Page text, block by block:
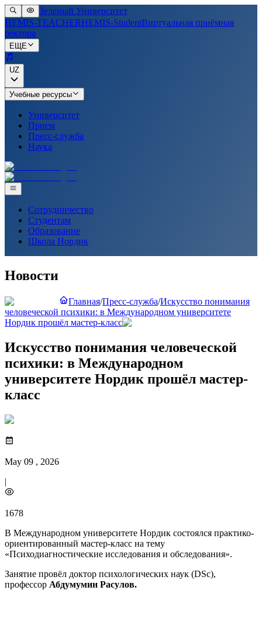
Зеленый Университет
HEMIS-TEACHERHEMIS-StudentВиртуальная приёмная
ректора
ЕЩЕ
UZ
Учебные ресурсы
Университет
Прием
Пресс-служба
Наука
Сотрудничество
Студентам
Образование
Школа Нордик
Новости
Главная/Пресс-служба/Искусство понимания
человеческой психики: в Международном университете
Нордик прошёл мастер-класс
Искусство понимания человеческой
психики: в Международном
университете Нордик прошёл мастер-
класс
May 09 , 2026
|
1678
В Международном университете Нордик состоялся практико-
ориентированный мастер-класс на тему
«Психодиагностические исследования и обследования».
Занятие провёл доктор психологических наук (DSc),
профессор Абдумумин Расулов.